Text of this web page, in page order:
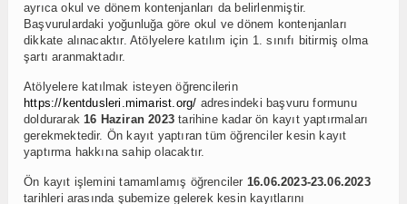
ayrıca okul ve dönem kontenjanları da belirlenmiştir.
Başvurulardaki yoğunluğa göre okul ve dönem kontenjanları
dikkate alınacaktır. Atölyelere katılım için 1. sınıfı bitirmiş olma
şartı aranmaktadır.
Atölyelere katılmak isteyen öğrencilerin
https://kentdusleri.mimarist.org/ adresindeki başvuru formunu
doldurarak16 Haziran 2023tarihine kadar ön kayıt yaptırmaları
gerekmektedir. Ön kayıt yaptıran tüm öğrenciler kesin kayıt
yaptırma hakkına sahip olacaktır.
Ön kayıt işlemini tamamlamış öğrenciler 16.06.2023-23.06.2023
tarihleri arasında şubemize gelerek kesin kayıtlarını